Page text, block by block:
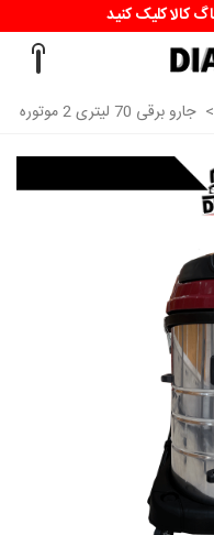
کالا کلیک کنید
> جارو برقی 70 لیتری 2 موتوره